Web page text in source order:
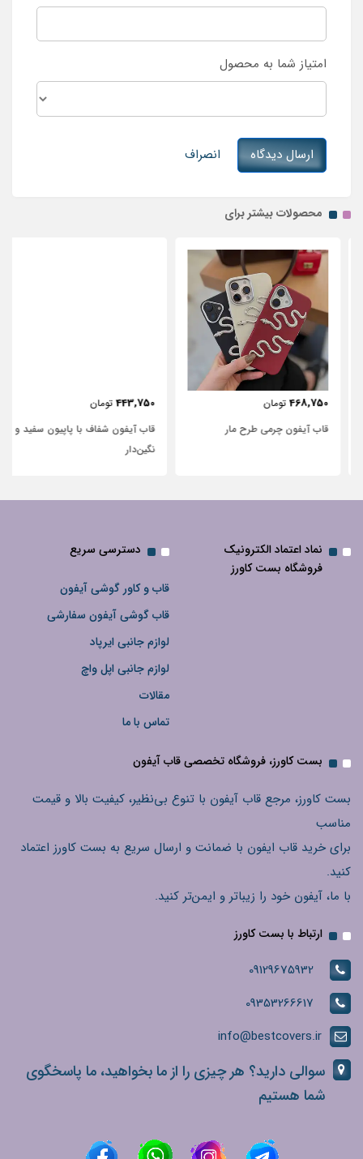
امتیاز شما به محصول
ارسال دیدگاه انصراف
محصولات بیشتر برای
468,750 تومان
قاب آیفون چرمی طرح مار
443,750 تومان
قاب آیفون شفاف با پاپیون سفید و
نگین‌دار
نماد اعتماد الکترونیک
فروشگاه بست کاورز
دسترسی سریع
قاب و کاور گوشی آیفون
قاب گوشی آیفون سفارشی
لوازم جانبی ایرپاد
لوازم جانبی اپل واچ
مقالات
تماس با ما
بست کاورز، فروشگاه تخصصی قاب آیفون
بست کاورز، مرجع قاب آیفون با تنوع بی‌نظیر، کیفیت بالا و قیمت
مناسب
برای خرید قاب ایفون با ضمانت و ارسال سریع به بست کاورز اعتماد
کنید.
با ما، آیفون خود را زیباتر و ایمن‌تر کنید.
ارتباط با بست کاورز
09129675932
09353266617
info@bestcovers.ir
سوالی دارید؟ هر چیزی را از ما بخواهید، ما پاسخگوی
شما هستیم